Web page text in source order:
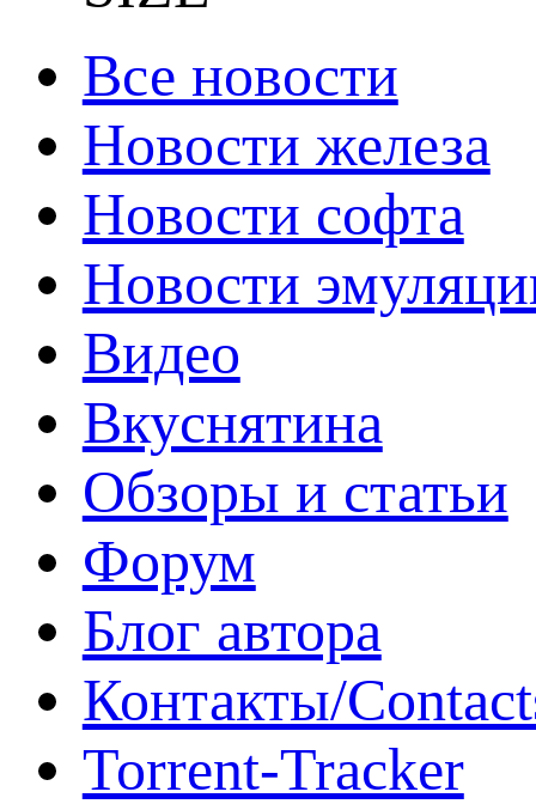
Все новости
Новости железа
Новости софта
Новости
Видео
Вкуснятина
Обзоры и статьи
Форум
Блог автора
Контакты/
Torrent-Tracker